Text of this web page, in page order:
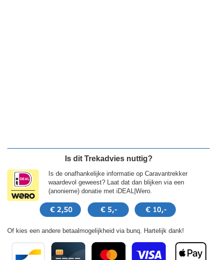
Is dit Trekadvies nuttig?
Is de onafhankelijke informatie op Caravantrekker
waardevol geweest? Laat dat dan blijken via een
(anonieme) donatie met iDEAL|Wero.
Of kies een andere betaalmogelijkheid via bunq. Hartelijk dank!